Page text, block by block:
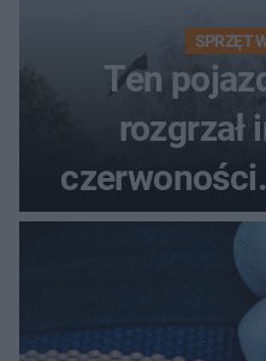
SPRZĘT
Ten
rozgrzał
pytali, czy